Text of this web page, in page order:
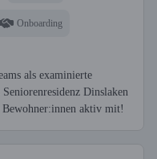
Onboarding
als examinierte
Dinslaken
Bewohner:innen aktiv mit!